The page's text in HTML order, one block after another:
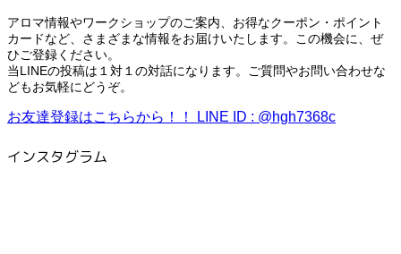
アロマ情報やワークショップのご案内、お得なクーポン・ポイント
カードなど、さまざまな情報をお届けいたします。この機会に、ぜ
ひご登録ください。
当LINEの投稿は１対１の対話になります。ご質問やお問い合わせな
どもお気軽にどうぞ。
お友達登録はこちらから！！ LINE ID : @hgh7368c
インスタグラム